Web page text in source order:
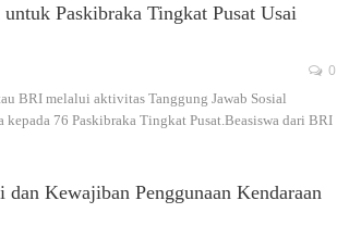
Paskibraka Tingkat Pusat Usai
0
BRI melalui aktivitas Tanggung Jawab Sosial
76 Paskibraka Tingkat Pusat.Beasiswa dari BRI
Kewajiban Penggunaan Kendaraan